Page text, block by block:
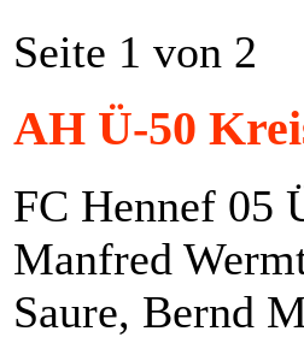
Seite 1 von 2
AH Ü-50
FC Hennef 05
Manfred
Saure, Bernd